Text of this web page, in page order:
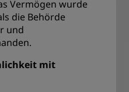
Vermögen wurde
die Behörde
und
mit